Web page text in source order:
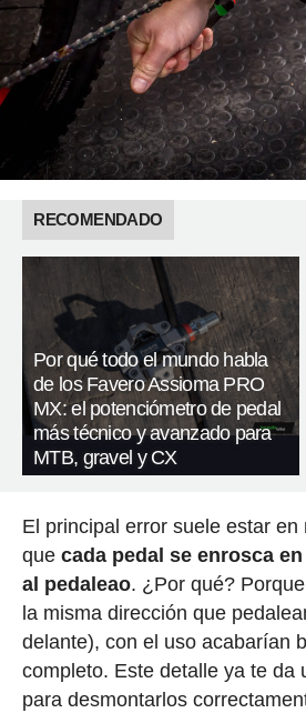
RECOMENDADO
Por qué todo el mundo habla
de los Favero Assioma PRO
MX: el potenciómetro de pedal
más técnico y avanzado para
MTB, gravel y CX
El principal error suele estar
que cada pedal se enrosca
al pedaleao. ¿Por qué?
la misma dirección que
delante), con el uso acabarían
completo. Este detalle ya te da
para desmontarlos